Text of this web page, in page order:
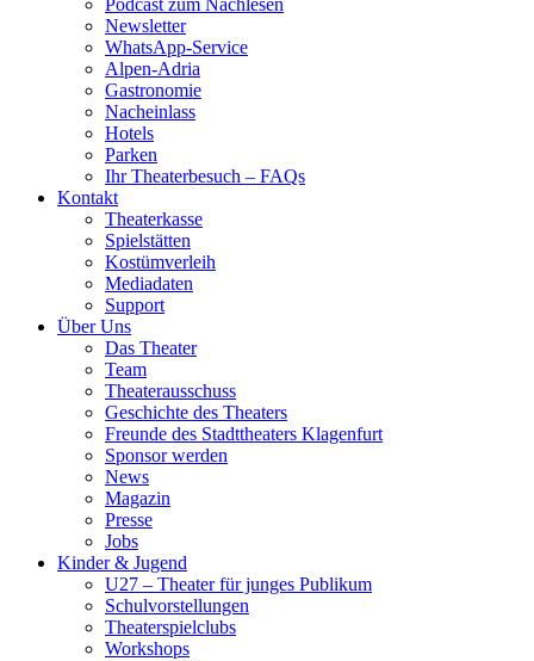
Podcast zum Nachlesen
Newsletter
WhatsApp-Service
Alpen-Adria
Gastronomie
Nacheinlass
Hotels
Parken
Ihr Theaterbesuch – FAQs
Kontakt
Theaterkasse
Spielstätten
Kostümverleih
Mediadaten
Support
Über Uns
Das Theater
Team
Theaterausschuss
Geschichte des Theaters
Freunde des Stadttheaters Klagenfurt
Sponsor werden
News
Magazin
Presse
Jobs
Kinder & Jugend
U27 – Theater für junges Publikum
Schulvorstellungen
Theaterspielclubs
Workshops